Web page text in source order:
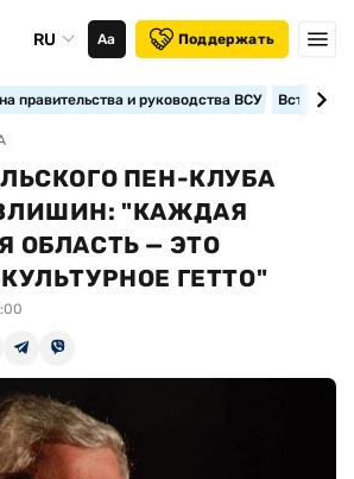
RU Аа Поддержать
правительства и руководства ВСУ
ПЕН-КЛУБА
"КАЖДАЯ
ОБЛАСТЬ — ЭТО
ГЕТТО"